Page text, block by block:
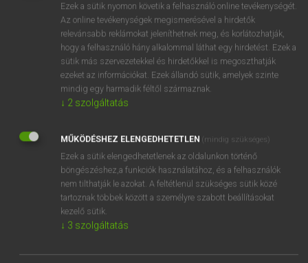
NINCS ELŐFIZETÉSED?
Nincs regisztrációm és előfizetésem. A szótár 2 órás,
díjmentes próbaverziójának elindításához regisztrálok és
belépek.
REGISZTRÁCIÓ
EURÓPAI UNIÓS TERMINOLÓGIAI SZÓTÁR
Kapcsolódó anyagok
congé de récupération
Ezek a sütik nyomon követik a felhasználó online tevékenységét.
Az online tevékenységek megismerésével a hirdetők
relevánsabb reklámokat jeleníthetnek meg, és korlátozhatják,
hogy a felhasználó hány alkalommal láthat egy hirdetést. Ezek a
sütik más szervezetekkel és hirdetőkkel is megoszthatják
ezeket az információkat. Ezek állandó sütik, amelyek szinte
mindig egy harmadik féltől származnak.
↓ 2 szolgáltatás
MŰKÖDÉSHEZ ELENGEDHETETLEN (mindig szükséges)
Ezek a sütik elengedhetetlenek az oldalunkon történő
böngészéshez,a funkciók használatához, és a felhasználók
nem tilthatják le azokat. A feltétlenül szükséges sütik közé
tartoznak többek között a személyre szabott beállításokat
kezelő sütik.
↓ 3 szolgáltatás